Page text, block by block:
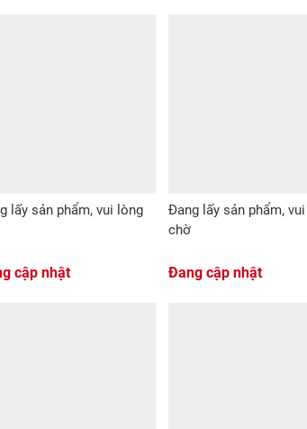
lấy sản phẩm, vui lòng
cập nhật
Đang lấy sản phẩm,
chờ
Đang cập nhật